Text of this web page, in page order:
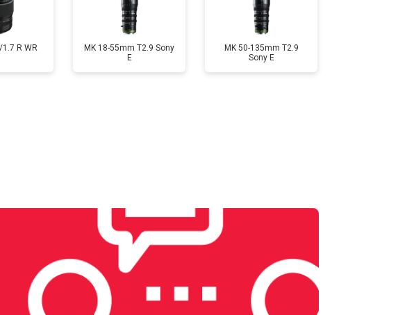
R WR
MK 18-55mm T2.9 Sony
E
MK 50-135mm T2.9
Sony E